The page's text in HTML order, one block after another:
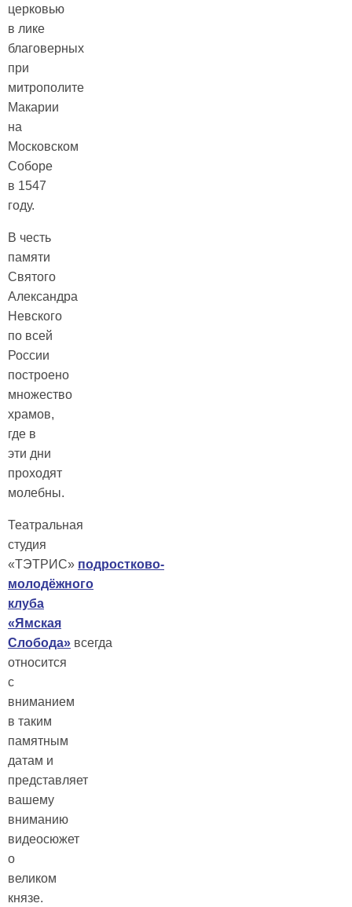
церковью
в лике
благоверных
при
митрополите
Макарии
на
Московском
Соборе
в 1547
году.
В честь
памяти
Святого
Александра
Невского
по всей
России
построено
множество
храмов,
где в
эти дни
проходят
молебны.
Театральная
студия
«ТЭТРИС» подростково-
молодёжного
клуба
«Ямская
Слобода» всегда
относится
с
вниманием
в таким
памятным
датам и
представляет
вашему
вниманию
видеосюжет
о
великом
князе.